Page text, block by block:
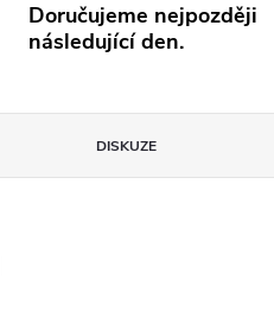
Doručujeme nejpozději
následující den.
DISKUZE